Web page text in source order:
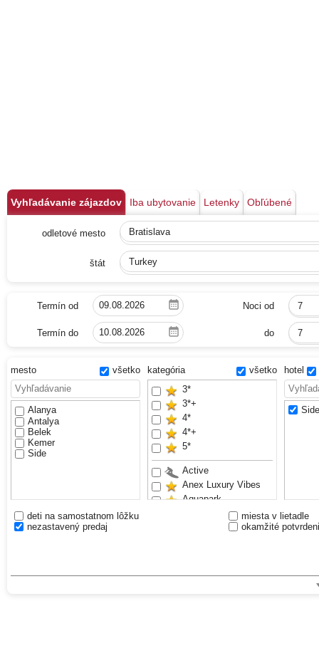
Vyhľadávanie zájazdov Iba ubytovanie Letenky Obľúbené
odletové mesto Bratislava
štát Turkey
Termín od Noci od 7
Termín do do 7
mesto všetko
Alanya
Antalya
Belek
Kemer
Side
kategória
všetko
3*
3*+
4*
4*+
5*
Active
Anex Luxury Vibes
Aquapark
hotel
deti na samostatnom lôžku
miesta v lietadle
nezastavený predaj
okamžité